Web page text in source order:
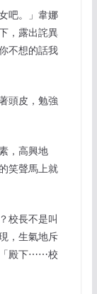
吧。」韋娜
，露出詫異
不想的話我
頭皮，勉強
，高興地
笑聲馬上就
校長不是叫
，生氣地斥
「殿下⋯⋯校